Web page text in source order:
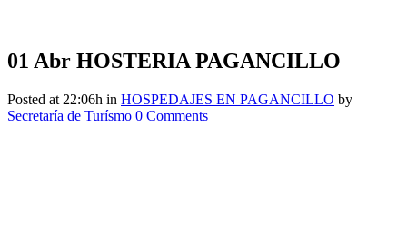
01 Abr HOSTERIA PAGANCILLO
Posted at 22:06h in HOSPEDAJES EN PAGANCILLO by
Secretaría de Turísmo 0 Comments